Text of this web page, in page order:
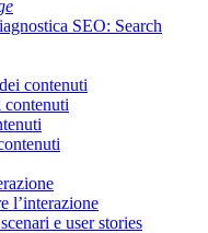
SEO: Search
contenuti
contenuti
l’interazione
e user stories